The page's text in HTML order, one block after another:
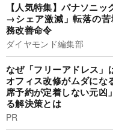
【人気特集】パナソニ
→シェア激減」転落の
務改善命令
ダイヤモンド編集部
なぜ「フリーアドレス」
オフィス改修がムダにな
席予約が定着しない元凶
る解決策とは
PR